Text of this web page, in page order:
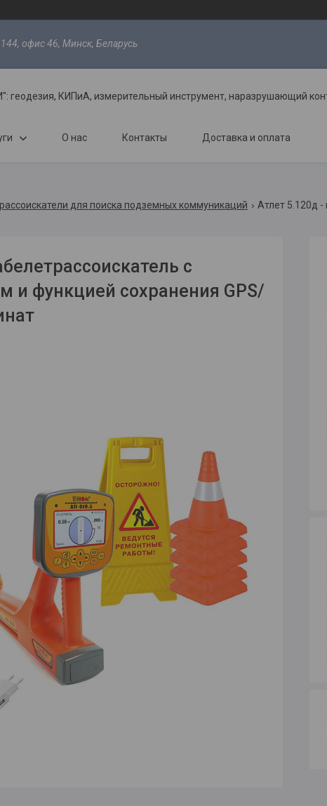
офис 46, Минск, Беларусь
КИПиА, измерительный инструмент, наразрушающий
О нас Контакты Доставка и оплата
для поиска подземных коммуникаций
с
и функцией сохранения GPS/